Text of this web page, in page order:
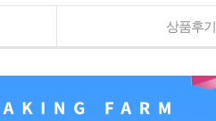
상품후기